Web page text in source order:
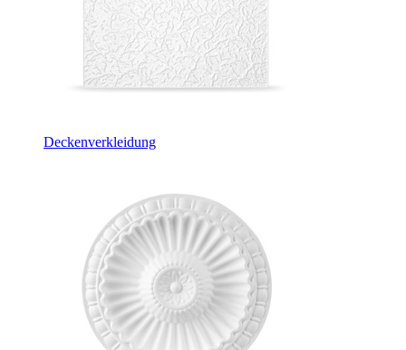
Deckenverkleidung